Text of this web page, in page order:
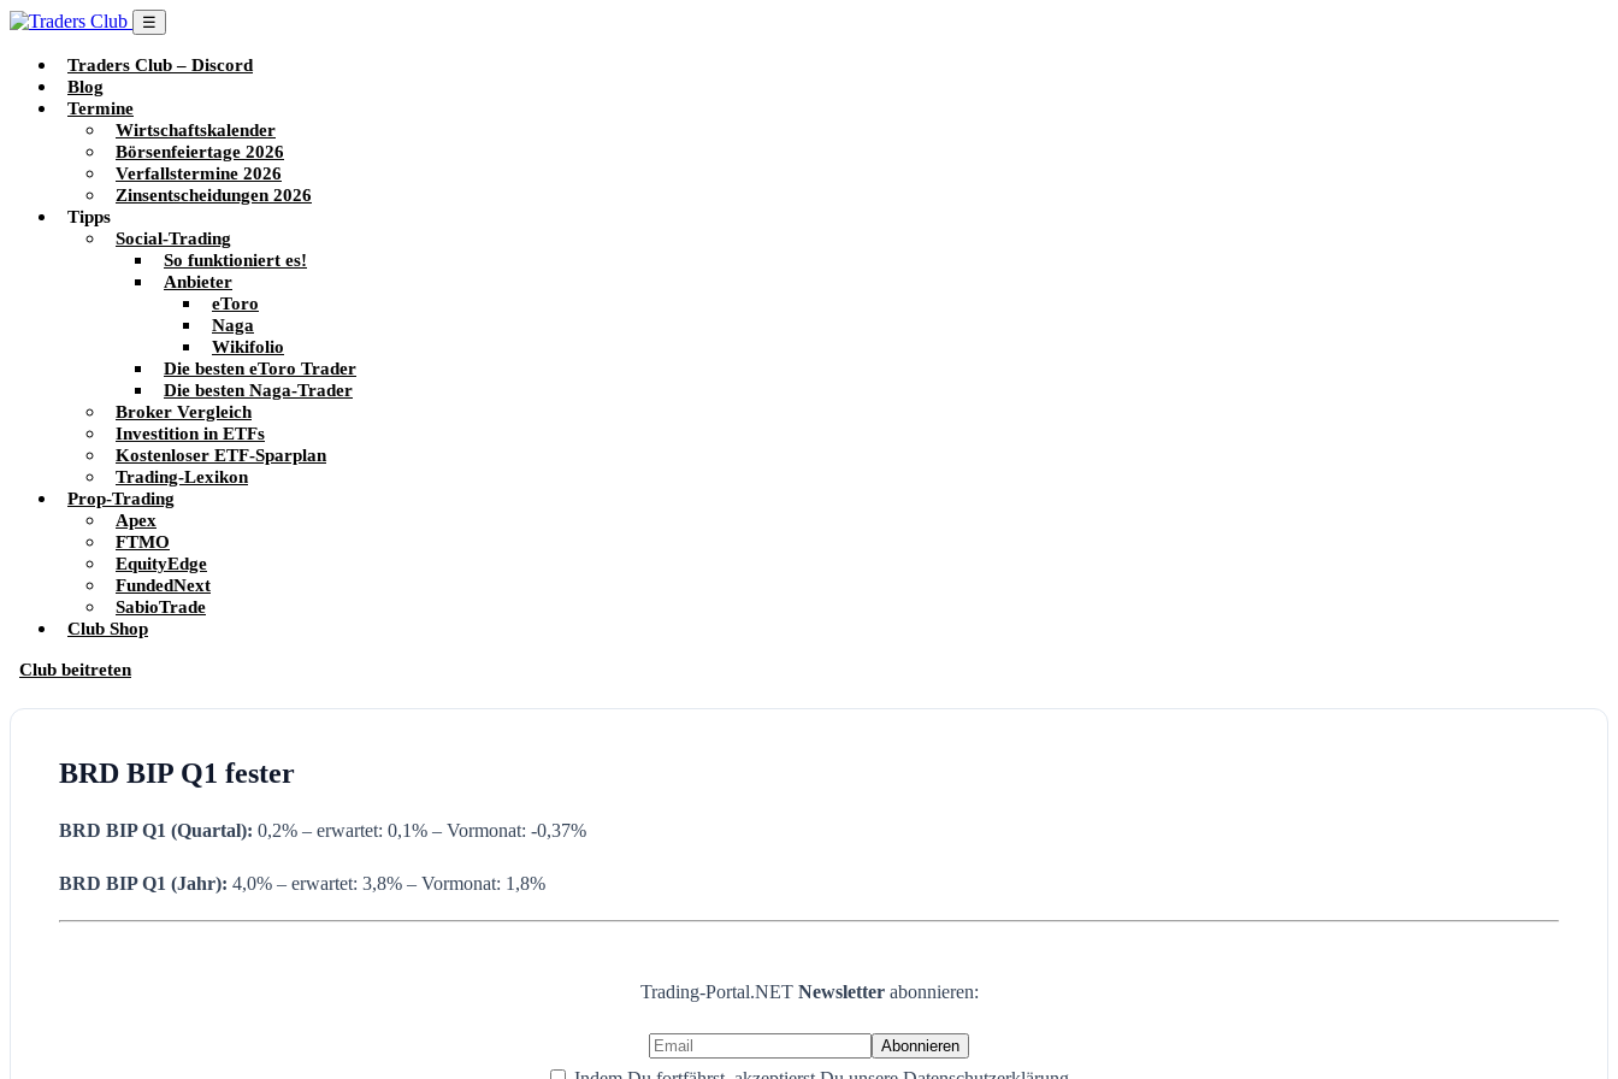
☰
Traders Club – Discord
Blog
Termine
Wirtschaftskalender
Börsenfeiertage 2026
Verfallstermine 2026
Zinsentscheidungen 2026
Tipps
Social-Trading
So funktioniert es!
Anbieter
eToro
Naga
Wikifolio
Die besten eToro Trader
Die besten Naga-Trader
Broker Vergleich
Investition in ETFs
Kostenloser ETF-Sparplan
Trading-Lexikon
Prop-Trading
Apex
FTMO
EquityEdge
FundedNext
SabioTrade
Club Shop
Club beitreten
BRD BIP Q1 fester
BRD BIP Q1 (Quartal): 0,2% – erwartet: 0,1% – Vormonat: -0,37%
BRD BIP Q1 (Jahr): 4,0% – erwartet: 3,8% – Vormonat: 1,8%
Trading-Portal.NET Newsletter abonnieren: